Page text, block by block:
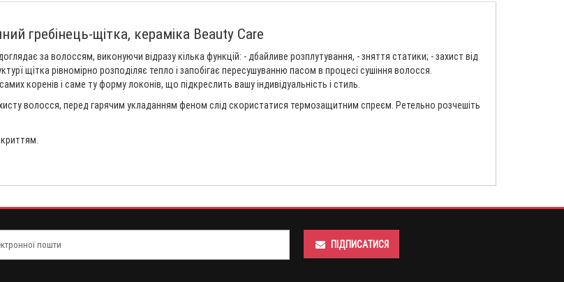
гребінець-щітка, кераміка Beauty Care
за волоссям, виконуючи відразу кілька функцій: - дбайливе розплутування, - зняття статики; - захист від
щітка рівномірно розподіляє тепло і запобігає пересушуванню пасом в процесі сушіння волосся.
коренів і саме ту форму локонів, що підкреслить вашу індивідуальність і стиль.
волосся, перед гарячим укладанням феном слід скористатися термозащитним спреєм. Ретельно розчешіть
ПІДПИСАТИСЯ